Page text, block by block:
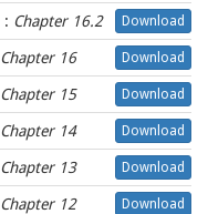
: Chapter 16.2 Download
Chapter 16 Download
Chapter 15 Download
Chapter 14 Download
Chapter 13 Download
Chapter 12 Download